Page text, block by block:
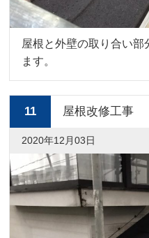
屋根と外壁の取り合い
ます。
11 屋根改修工事
2020年12月03日